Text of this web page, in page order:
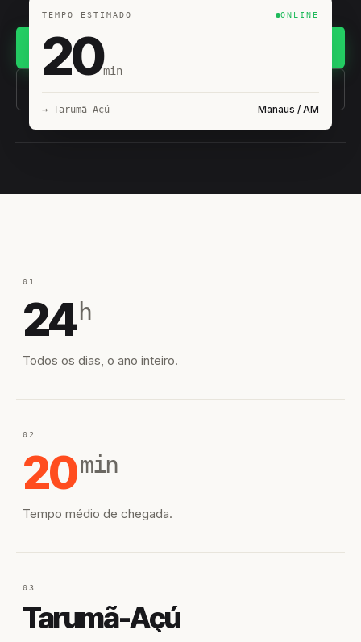
(11) 93407-8838
TEMPO ESTIMADO ONLINE
20min
→ Tarumã-Açú Manaus / AM
01
24 h
Todos os dias, o ano inteiro.
02
20min
Tempo médio de chegada.
03
Tarumã-Açú